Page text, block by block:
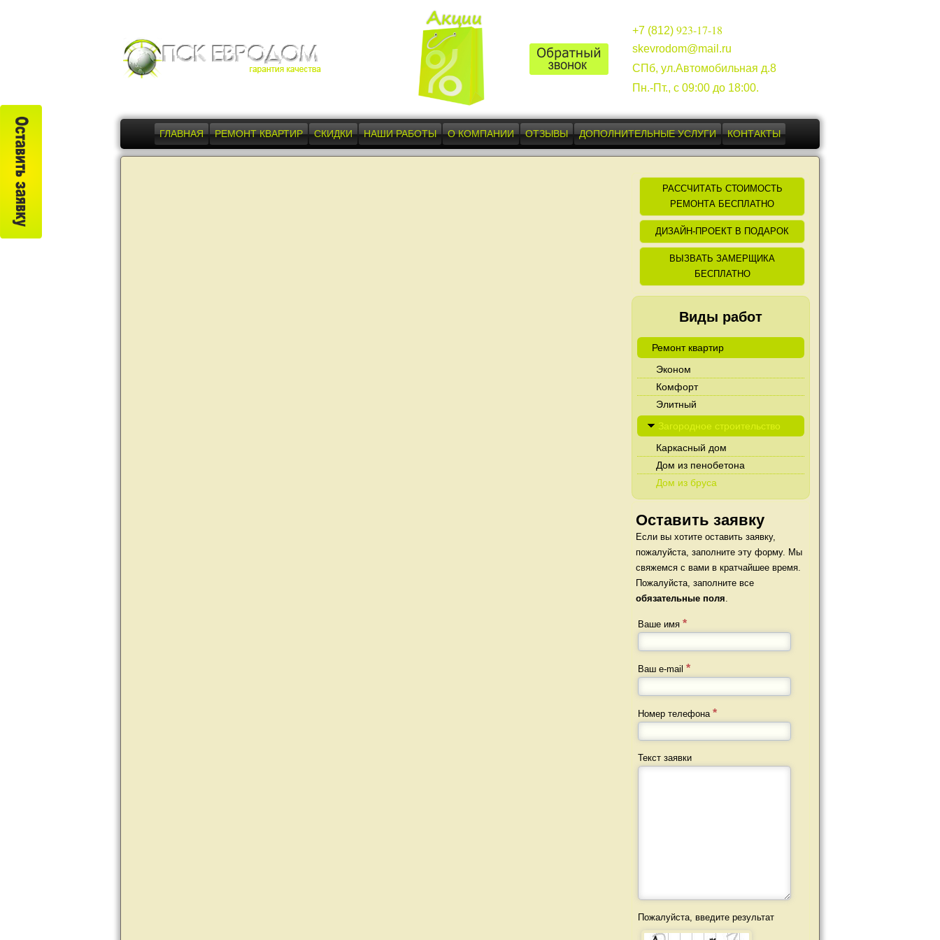
+7 (812) 923-17-18
skevrodom@mail.ru
СПб, ул.Автомобильная д.8
Пн.-Пт., с 09:00 до 18:00.
ГЛАВНАЯ РЕМОНТ КВАРТИР СКИДКИ НАШИ РАБОТЫ О КОМПАНИИ ОТЗЫВЫ ДОПОЛНИТЕЛЬНЫЕ УСЛУГИ КОНТАКТЫ
РАССЧИТАТЬ СТОИМОСТЬ
РЕМОНТА БЕСПЛАТНО
ДИЗАЙН-ПРОЕКТ В ПОДАРОК
ВЫЗВАТЬ ЗАМЕРЩИКА
БЕСПЛАТНО
Виды работ
Ремонт квартир
Эконом
Комфорт
Элитный
Загородное строительство
Каркасный дом
Дом из пенобетона
Дом из бруса
Оставить заявку
Если вы хотите оставить заявку,
пожалуйста, заполните эту форму. Мы
свяжемся с вами в кратчайшее время.
Пожалуйста, заполните все
обязательные поля.
Ваше имя
Ваш e-mail
Номер телефона
Текст заявки
Пожалуйста, введите результат